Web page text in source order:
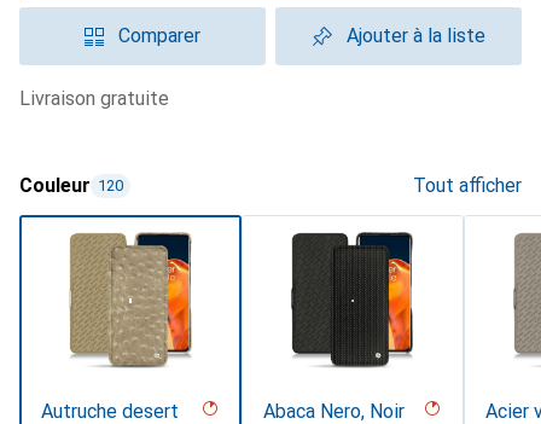
Comparer Ajouter à la liste
livraison gratuite
Couleur 120 Tout afficher
Autruche desert Abaca Nero, Noir
Acier